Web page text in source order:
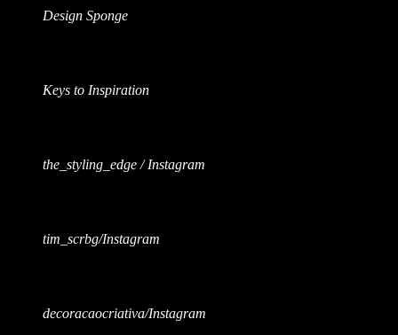
Design Sponge
Keys to Inspiration
the_styling_edge / Instagram
tim_scrbg/Instagram
decoracaocriativa/Instagram